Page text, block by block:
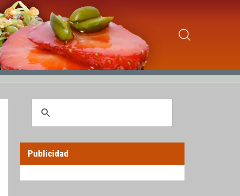
Publicidad